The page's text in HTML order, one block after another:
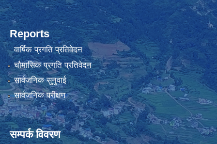
Reports
वार्षिक प्रगति प्रतिवेदन
चौमासिक प्रगति प्रतिवेदन
सार्वजनिक सुनुवाई
सार्वजनिक परीक्षण
सम्पर्क विवरण